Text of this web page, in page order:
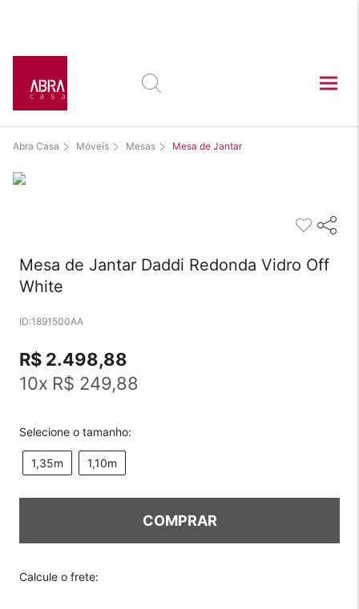
Abra Casa Móveis Mesas Mesa de Jantar
Mesa de Jantar Daddi Redonda Vidro Off
White
1891500AA
R$ 2.498,88
10x R$ 249,88
Selecione o tamanho:
1,35m 1,10m
COMPRAR
Este produto está
exposto nas lojas: